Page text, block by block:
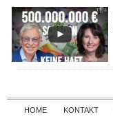
HOME KONTAKT